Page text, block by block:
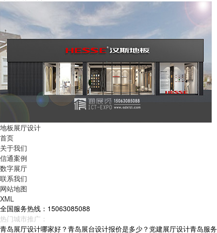
地板展厅设计
首页
关于我们
信通案例
数字展厅
联系我们
网站地图
XML
全国服务热线：15063085088
热门城市推广：
青岛展厅设计哪家好？青岛展台设计报价是多少？党建展厅设计青岛服务